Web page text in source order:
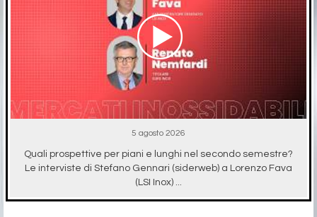
5 agosto 2026
Quali prospettive per piani e lunghi nel secondo semestre?
Le interviste di Stefano Gennari (siderweb) a Lorenzo Fava
(LSI Inox) ...